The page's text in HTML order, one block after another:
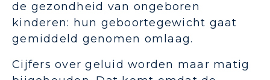
de gezondheid van ongeboren
kinderen: hun geboortegewicht gaat
gemiddeld genomen omlaag.
Cijfers over geluid worden maar matig